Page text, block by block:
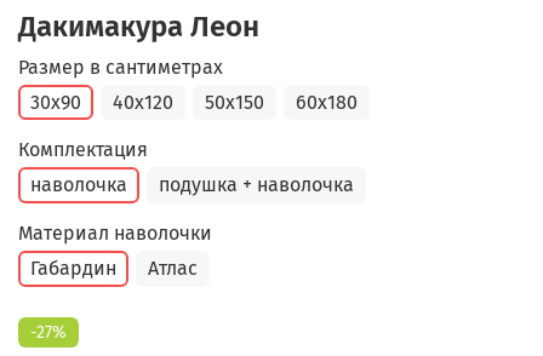
Дакимакура Леон
Размер в сантиметрах
30x90
40x120 50x150 60x180
Комплектация
наволочка
подушка + наволочка
Материал наволочки
Габардин
Атлас
-27%